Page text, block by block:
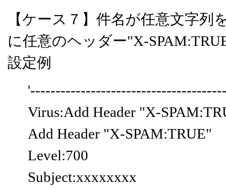
【ケース７】件名が任意文字
に任意のヘッダー"X-
設定例
Virus:Add Header "X-
Add Header "X-SPAM:TRUE"
Level:700
Subject:xxxxxxxx